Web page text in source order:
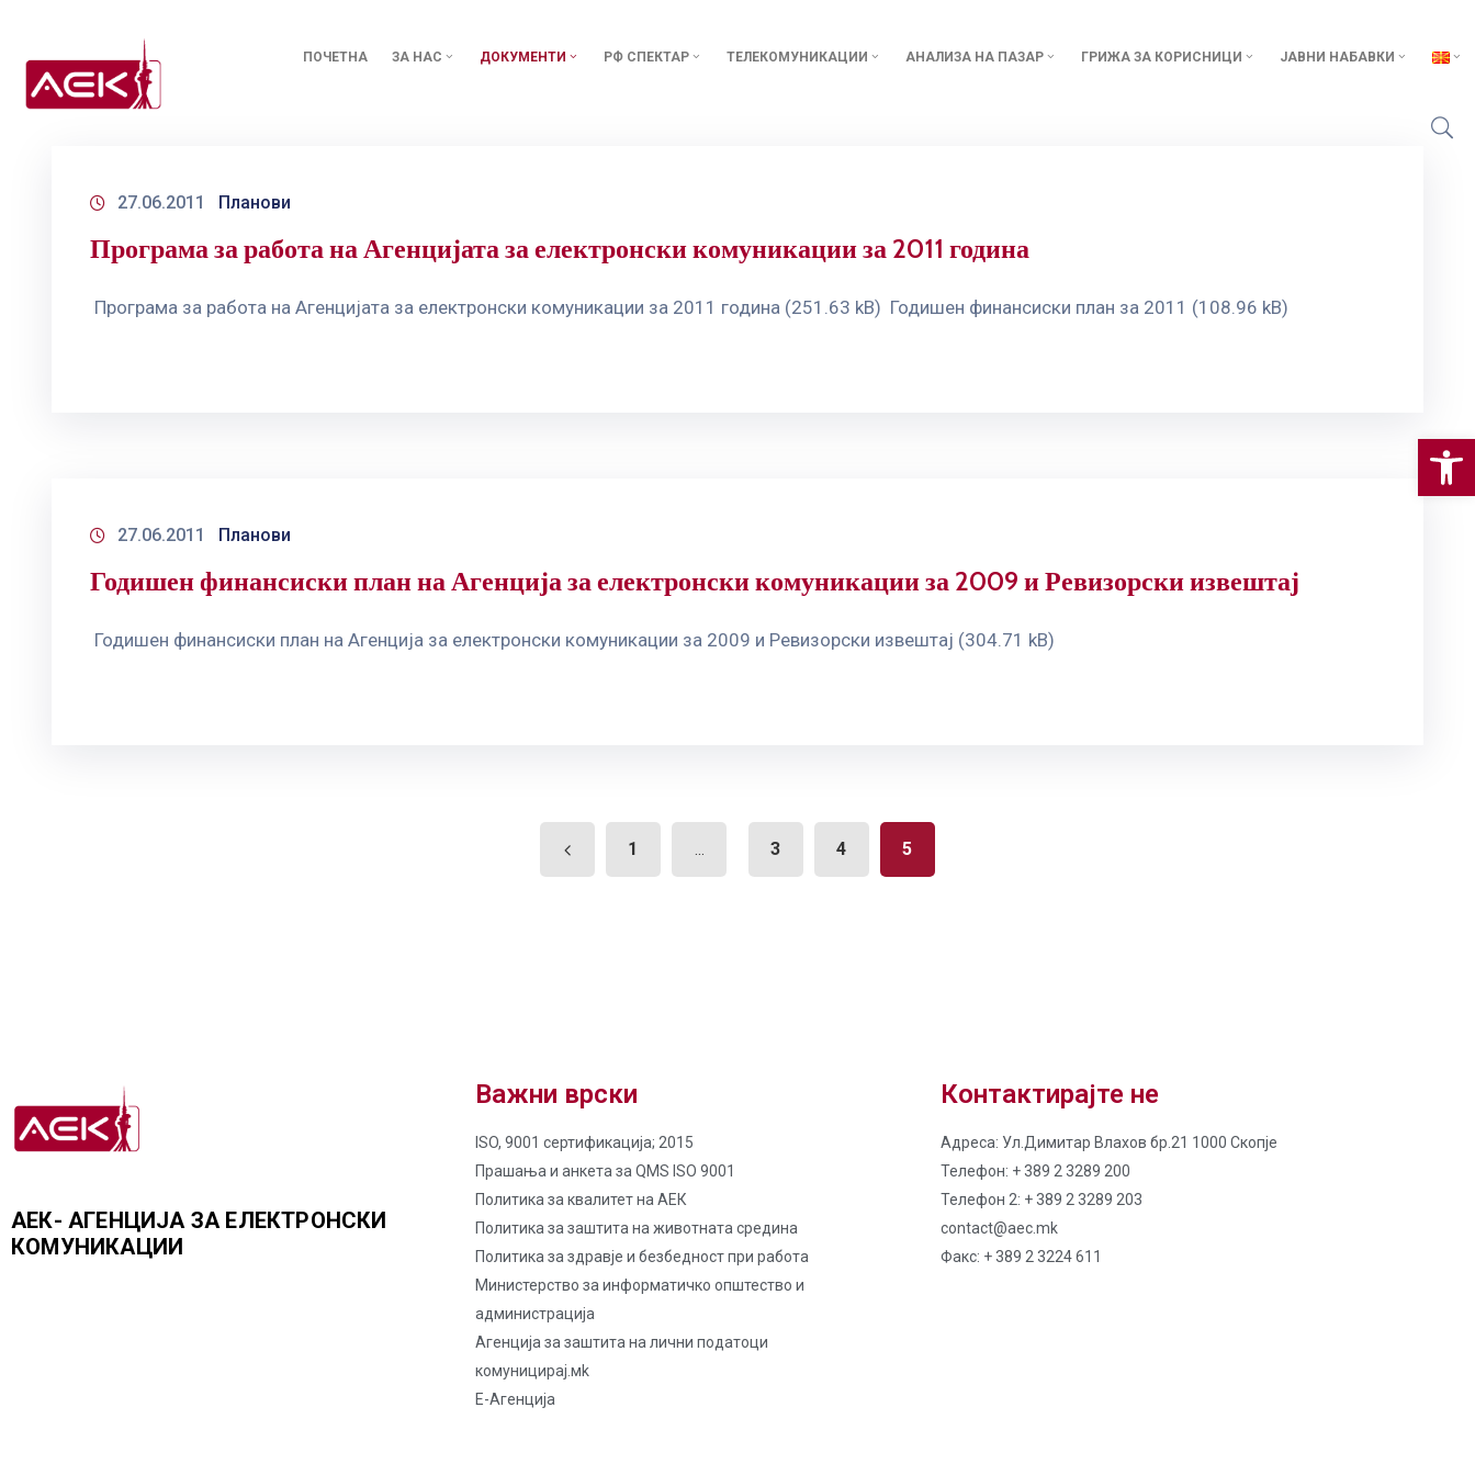
ПОЧЕТНА ЗА НАС ДОКУМЕНТИ РФ СПЕКТАР ТЕЛЕКОМУНИКАЦИИ АНАЛИЗА НА ПАЗАР ГРИЖА ЗА КОРИСНИЦИ ЈАВНИ НАБАВКИ
27.06.2011 Планови
Програма за работа на Агенцијата за електронски комуникации за 2011 година
Програма за работа на Агенцијата за електронски комуникации за 2011 година (251.63 kB) Годишен финансиски план за 2011 (108.96 kB)
27.06.2011 Планови
Годишен финансиски план на Агенција за електронски комуникации за 2009 и Ревизорски извештај
Годишен финансиски план на Агенција за електронски комуникации за 2009 и Ревизорски извештај (304.71 kB)
1 ... 3 4 5
АЕК- АГЕНЦИЈА ЗА ЕЛЕКТРОНСКИ
КОМУНИКАЦИИ
Важни врски
ISO, 9001 сертификација; 2015
Прашања и анкета за QMS ISO 9001
Политика за квалитет на AЕК
Политика за заштита на животната средина
Политика за здравје и безбедност при работа
Министерство за информатичко општество и
администрација
Агенција за заштита на лични податоци
комуницирај.мk
Е-Агенција
Контактирајте не
Адреса: Ул.Димитар Влахов бр.21 1000 Скопје
Телефон: + 389 2 3289 200
Телефон 2: + 389 2 3289 203
contact@aec.mk
Факс: + 389 2 3224 611